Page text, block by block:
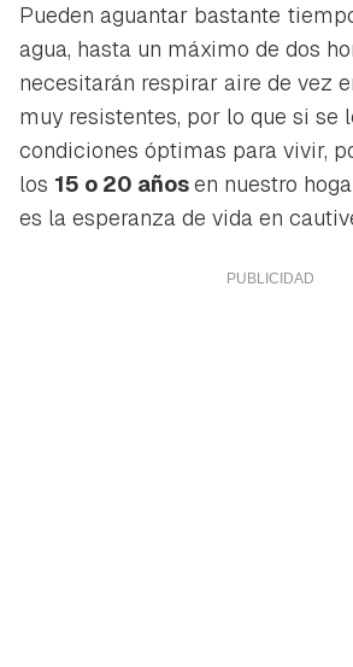
Pueden aguantar bastante
agua, hasta un máximo de dos
necesitarán respirar aire de vez
muy resistentes, por lo que si se
condiciones óptimas para vivir,
los 15 o 20 añosen nuestro
es la esperanza de vida en